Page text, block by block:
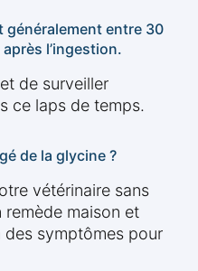
généralement entre 30
l’ingestion.
de surveiller
ce laps de temps.
de la glycine ?
vétérinaire sans
maison et
des symptômes pour